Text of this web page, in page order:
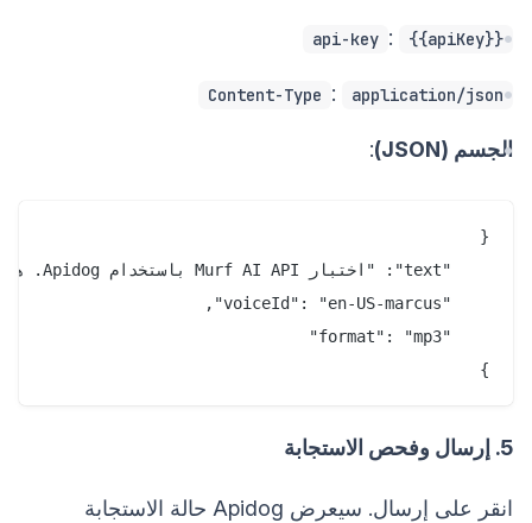
api-key : {{apiKey}}
Content-Type : application/json
الجسم (JSON) :
}
5. إرسال وفحص الاستجابة
انقر على إرسال. سيعرض Apidog حالة الاستجابة